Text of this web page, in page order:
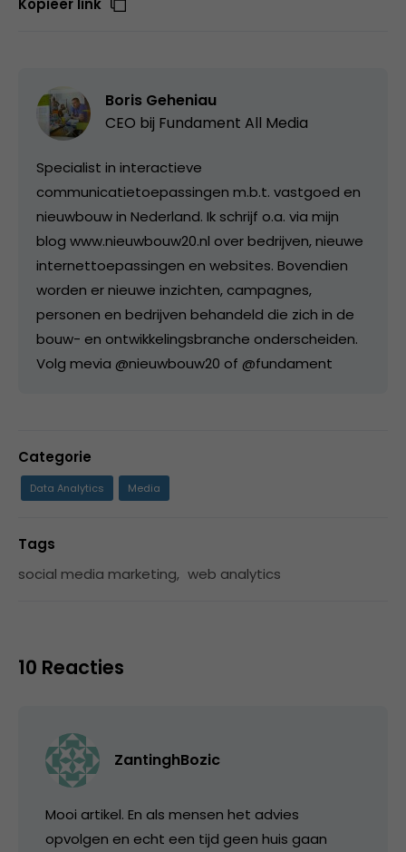
Boris Geheniau
CEO bij Fundament All Media
Specialist in interactieve
communicatietoepassingen m.b.t. vastgoed en
nieuwbouw in Nederland. Ik schrijf o.a. via mijn
blog www.nieuwbouw20.nl over bedrijven, nieuwe
internettoepassingen en websites. Bovendien
worden er nieuwe inzichten, campagnes,
personen en bedrijven behandeld die zich in de
bouw- en ontwikkelingsbranche onderscheiden.
Volg mevia @nieuwbouw20 of @fundament
Categorie
Data Analytics Media
Tags
social media marketing, web analytics
10 Reacties
ZantinghBozic
Mooi artikel. En als mensen het advies
opvolgen en echt een tijd geen huis gaan